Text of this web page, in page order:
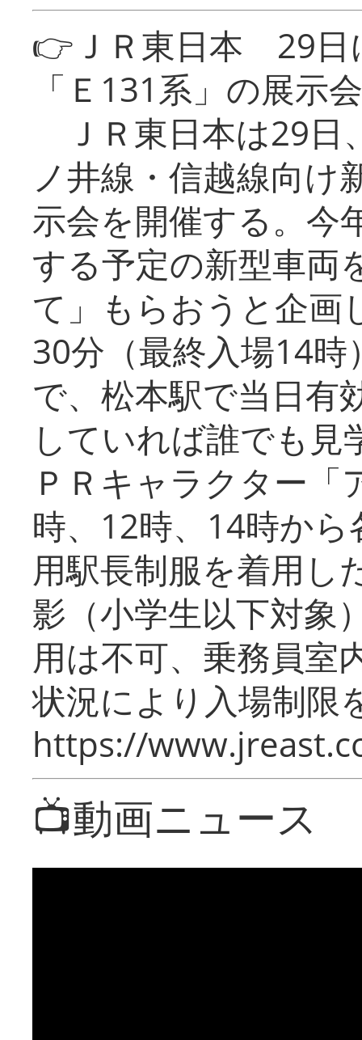
👉ＪＲ東日本 29日
「Ｅ131系」の展示会
ＪＲ東日本は29日
ノ井線・信越線向け
示会を開催する。今
する予定の新型車両
て」もらおうと企画
30分（最終入場14
で、松本駅で当日有
していれば誰でも
ＰＲキャラクター
時、12時、14時か
用駅長制服を着用し
影（小学生以下対象
用は不可、乗務員室
状況により入場制限
https://
📺動画ニュース